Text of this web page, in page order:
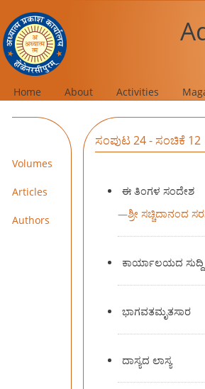
Home About Activities
Volumes
Articles
Authors
ಸಂಪುಟ 24 - ಸಂಚಿಕೆ
ಈ ತಿಂಗಳ ಸಂದೇಶ
—ಶ್ರೀ ಸಚ್ಚಿದಾನಂದ
ಕಾರ್ಯಾಲಯದ ಸುದ್ದಿ
ಭಾಗವತಮೃತಸಾರ
ದಾಸ್ಯದ ಲಾಸ್ಯ